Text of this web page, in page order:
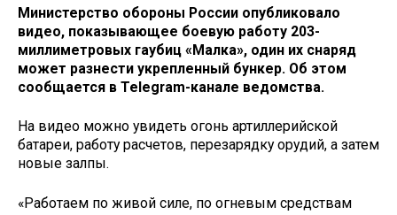
Министерство обороны России опубликовало
видео, показывающее боевую работу 203-
миллиметровых гаубиц «Малка», один их снаряд
может разнести укрепленный бункер. Об этом
сообщается в Telegram-канале ведомства.
На видео можно увидеть огонь артиллерийской
батареи, работу расчетов, перезарядку орудий, а затем
новые залпы.
«Работаем по живой силе, по огневым средствам